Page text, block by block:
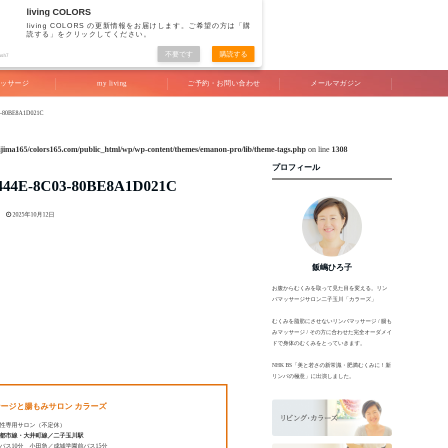
サージ my living ご予約・お問い合わせ メールマガジン
colors165.com/public_html/wp/wp-content/themes/emanon-pro/lib/theme-tags.php on line 1308
80BE8A1D021C
8C03-80BE8A1D021C
2025年10月12日
ジと腸もみサロン カラーズ
専用サロン（不定休）
市線・大井町線／二子玉川駅
ス10分 小田急／成城学園前バス15分
プロフィール
飯嶋ひろ子
お腹からむくみを取って見た目を変える。リン
パマッサージサロン二子玉川「カラーズ」
むくみを脂肪にさせないリンパマッサージ / 腸も
みマッサージ / その方に合わせた完全オーダメイ
ドで身体のむくみをとっていきます。
NHK BS「美と若さの新常識・肥満むくみに！新
リンパの極意」に出演しました。
living COLORS
living COLORS の更新情報をお届けします。ご希望の方は「購
読する」をクリックしてください。
不要です 購読する